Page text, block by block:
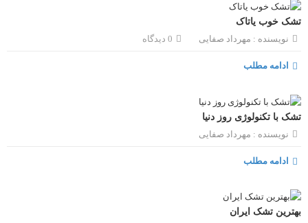
مقایسه
تومان
تشک خوب یاتاک
نویسنده : مهرداد صفایی 0 دیدگاه
ادامه مطلب
تشک با تکنولوژی روز دنیا
نویسنده : مهرداد صفایی
ادامه مطلب
بهترین تشک ایران